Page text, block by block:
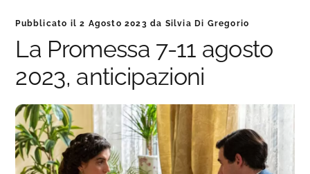
Pubblicato il2 Agosto 2023 da Silvia Di Gregorio
La Promessa 7-11 agosto
2023, anticipazioni